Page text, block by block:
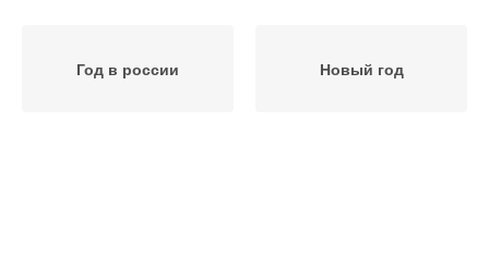
Год в россии Новый год